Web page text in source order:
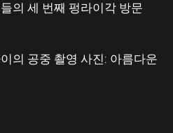
의 세 번째 펑라이각 방문
의 공중 촬영 사진: 아름다운